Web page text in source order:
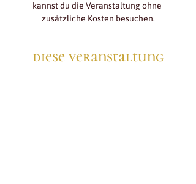
kannst du die Veranstaltung ohne
zusätzliche Kosten besuchen.
diese veranstaltung